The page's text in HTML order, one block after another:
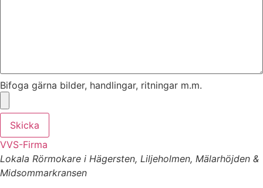
Bifoga gärna bilder, handlingar, ritningar m.m.
Skicka
VVS-Firma
Lokala Rörmokare i Hägersten, Liljeholmen, Mälarhöjden &
Midsommarkransen